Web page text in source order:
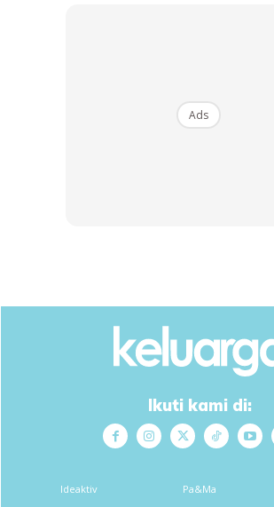
Ads
Ikuti kami di:
Ideaktiv Pa&Ma